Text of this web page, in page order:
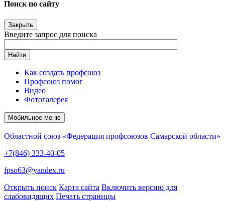
Поиск по сайту
Закрыть
Введите запрос для поиска
Найти
Как создать профсоюз
Профсоюз помог
Видео
Фотогалерея
Мобильное меню
Областной союз «Федерация профсоюзов Самарской области»
+7(846) 333-40-05
fpso63@yandex.ru
Открыть поиск Карта сайта Включить версию для
слабовидящих Печать страницы